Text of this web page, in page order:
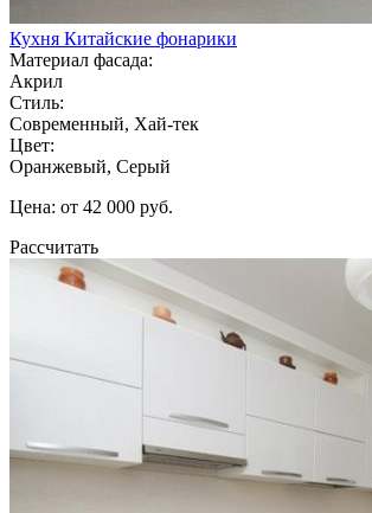
Кухня Китайские фонарики
Материал фасада:
Акрил
Стиль:
Современный, Хай-тек
Цвет:
Оранжевый, Серый
Цена: от 42 000 руб.
Рассчитать